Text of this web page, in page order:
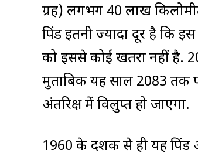
ग्रह) लगभग 40 लाख
पिंड इतनी ज्यादा दूर है कि
को इससे कोई खतरा नहीं है.
मुताबिक यह साल 2083 तक
अंतरिक्ष में विलुप्त हो जाएगा.
1960 के दशक से ही यह पिंड